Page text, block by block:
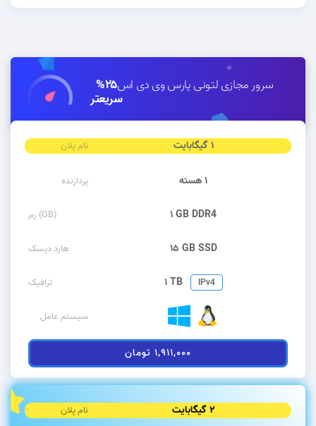
سرور مجازی لتونی پارس وی دی اس ۲۵%
سریعتر
نام پلان ۱ گیگابایت
پردازنده ۱ هسته
رم (GB) ۱ GB DDR4
هارد دیسک ۱۵ GB SSD
ترافیک ۱ TB IPv4
سیستم عامل
۱,۹۱۱,۰۰۰ تومان
نام پلان ۲ گیگابایت